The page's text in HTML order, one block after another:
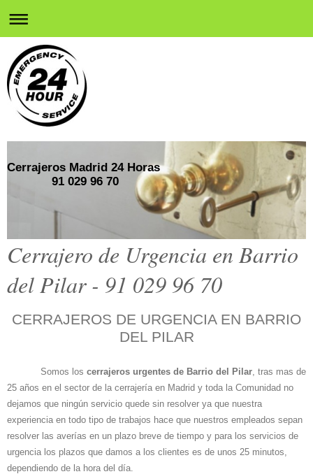
Cerrajeros Madrid 24 Horas
91 029 96 70
Cerrajero de Urgencia en Barrio
del Pilar - 91 029 96 70
CERRAJEROS DE URGENCIA EN BARRIO
DEL PILAR
Somos los cerrajeros urgentes de Barrio del Pilar , tras mas de
25 años en el sector de la cerrajería en Madrid y toda la Comunidad no
dejamos que ningún servicio quede sin resolver ya que nuestra
experiencia en todo tipo de trabajos hace que nuestros empleados sepan
resolver las averías en un plazo breve de tiempo y para los servicios de
urgencia los plazos que damos a los clientes es de unos 25 minutos,
dependiendo de la hora del día.